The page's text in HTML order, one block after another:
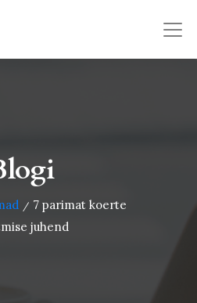
/ 7 parimat koerte
juhend